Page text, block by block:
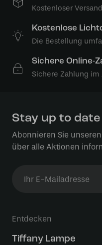
Kostenloser
Kostenlose
Die Bestellung
Sichere Online-
Sichere Zahlung im
Stay up to date
Abonnieren Sie
über alle Aktionen
Entdecken
Tiffany Lampe